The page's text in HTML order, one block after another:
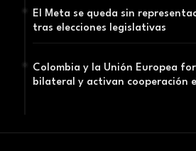
El Meta se queda sin
tras elecciones legislativas
Colombia y la Unión Europea
bilateral y activan cooperación